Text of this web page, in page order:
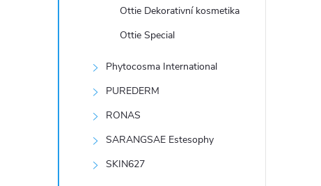
Ottie Dekorativní kosmetika
Ottie Special
Phytocosma International
PUREDERM
RONAS
SARANGSAE Estesophy
SKIN627